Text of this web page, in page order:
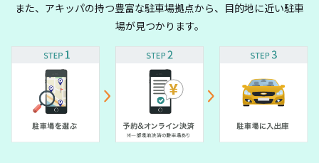
また、アキッパの持つ豊富な駐車場拠点から、目的地に近い駐車
場が見つかります。